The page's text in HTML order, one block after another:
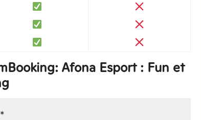
Afona Esport : Fun et